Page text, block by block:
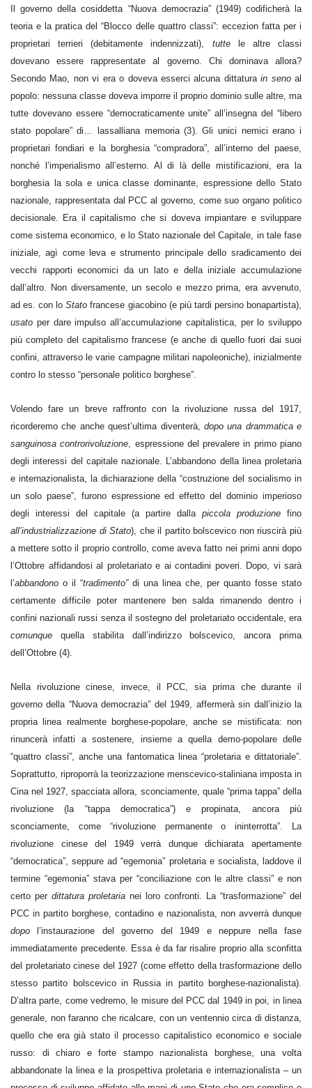
Il governo della cosiddetta “Nuova democrazia” (1949) codificherà la
teoria e la pratica del “Blocco delle quattro classi”: eccezion fatta per i
proprietari terrieri (debitamente indennizzati), tuttele altre classi
dovevano essere rappresentate al governo. Chi dominava allora?
Secondo Mao, non vi era o doveva esserci alcuna dittaturain senoal
popolo: nessuna classe doveva imporre il proprio dominio sulle altre, ma
tutte dovevano essere “democraticamente unite” all’insegna del “libero
stato popolare” di… lassalliana memoria (3). Gli unici nemici erano i
proprietari fondiari e la borghesia “compradora”, all’interno del paese,
nonché l’imperialismo all’esterno. Al di là delle mistificazioni, era la
borghesia la sola e unica classe dominante, espressione dello Stato
nazionale, rappresentata dal PCC al governo, come suo organo politico
decisionale. Era il capitalismo che si doveva impiantare e sviluppare
come sistema economico, e lo Stato nazionale del Capitale, in tale fase
iniziale, agì come leva e strumento principale dello sradicamento dei
vecchi rapporti economici da un lato e della iniziale accumulazione
dall’altro. Non diversamente, un secolo e mezzo prima, era avvenuto,
ad es. con loStato francese giacobino (e più tardi persino bonapartista),
usato per dare impulso all’accumulazione capitalistica, per lo sviluppo
più completo del capitalismo francese (e anche di quello fuori dai suoi
confini, attraverso le varie campagne militari napoleoniche), inizialmente
contro lo stesso “personale politico borghese”.
Volendo fare un breve raffronto con la rivoluzione russa del 1917,
ricorderemo che anche quest’ultima diventerà, dopo una drammatica e
sanguinosa controrivoluzione, espressione del prevalere in primo piano
degli interessi del capitale nazionale. L’abbandono della linea proletaria
e internazionalista, la dichiarazione della “costruzione del socialismo in
un solo paese”, furono espressione ed effetto del dominio imperioso
degli interessi del capitale (a partire dalla piccola produzione fino
all’industrializzazione di Stato), che il partito bolscevico non riuscirà più
a mettere sotto il proprio controllo, come aveva fatto nei primi anni dopo
l’Ottobre affidandosi al proletariato e ai contadini poveri. Dopo, vi sarà
l’abbandono o il “tradimento” di una linea che, per quanto fosse stato
certamente difficile poter mantenere ben salda rimanendo dentro i
confini nazionali russi senza il sostegno del proletariato occidentale, era
comunque quella stabilita dall’indirizzo bolscevico, ancora prima
dell’Ottobre (4).
Nella rivoluzione cinese, invece, il PCC, sia prima che durante il
governo della “Nuova democrazia” del 1949, affermerà sin dall’inizio la
propria linea realmente borghese-popolare, anche se mistificata: non
rinuncerà infatti a sostenere, insieme a quella demo-popolare delle
“quattro classi”, anche una fantomatica linea “proletaria e dittatoriale”.
Soprattutto, riproporrà la teorizzazione menscevico-staliniana imposta in
Cina nel 1927, spacciata allora, sconciamente, quale “prima tappa” della
rivoluzione (la “tappa democratica”) e propinata, ancora più
sconciamente, come “rivoluzione permanente o ininterrotta”. La
rivoluzione cinese del 1949 verrà dunque dichiarata apertamente
“democratica”, seppure ad “egemonia” proletaria e socialista, laddove il
termine “egemonia” stava per “conciliazione con le altre classi” e non
certo per dittatura proletaria nei loro confronti. La “trasformazione” del
PCC in partito borghese, contadino e nazionalista, non avverrà dunque
dopo l’instaurazione del governo del 1949 e neppure nella fase
immediatamente precedente. Essa è da far risalire proprio alla sconfitta
del proletariato cinese del 1927 (come effetto della trasformazione dello
stesso partito bolscevico in Russia in partito borghese-nazionalista).
D’altra parte, come vedremo, le misure del PCC dal 1949 in poi, in linea
generale, non faranno che ricalcare, con un ventennio circa di distanza,
quello che era già stato il processo capitalistico economico e sociale
russo: di chiaro e forte stampo nazionalista borghese, una volta
abbandonate la linea e la prospettiva proletaria e internazionalista – un